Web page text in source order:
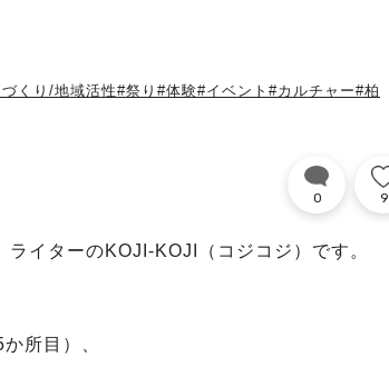
くり/地域活性#祭り #体験#イベント #カルチャー#柏
0 9
イターのKOJI-KOJI（コジコジ）です。
所目）、